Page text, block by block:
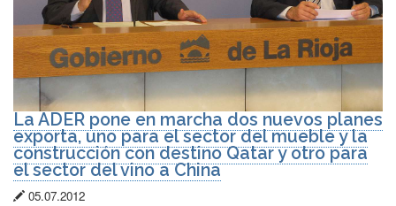
La ADER pone en marcha dos nuevos planes
exporta, uno para el sector del mueble y la
construcción con destino Qatar y otro para
el sector del vino a China
Fecha
05.07.2012